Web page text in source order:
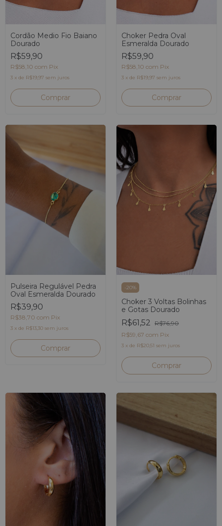
Cordão Medio Fio Baiano
Dourado
R$59,90
R$58,10 com Pix
3 x de R$19,97 sem juros
Choker Pedra Oval
Esmeralda Dourado
R$59,90
R$58,10 com Pix
3 x de R$19,97 sem juros
Pulseira Regulável Pedra
Oval Esmeralda Dourado
R$39,90
R$38,70 com Pix
3 x de R$13,30 sem juros
-20%
Choker 3 Voltas Bolinhas
e Gotas Dourado
R$61,52 R$76,90
R$59,67 com Pix
3 x de R$20,51 sem juros